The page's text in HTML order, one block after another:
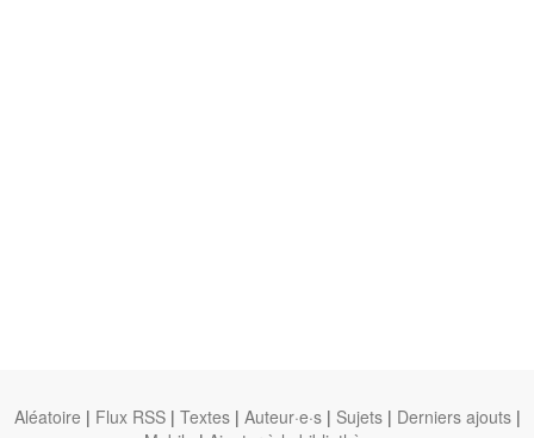
Aléatoire | Flux RSS | Textes | Auteur·e·s | Sujets | Derniers ajouts |